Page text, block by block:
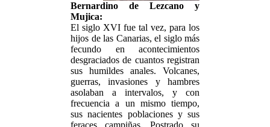
Bernardino de Lezcano y
Mujica:
El siglo XVI fue tal vez, para los
hijos de las Canarias, el siglo más
fecundo en acontecimientos
desgraciados de cuantos registran
sus humildes anales. Volcanes,
guerras, invasiones y hambres
asolaban a intervalos, y con
frecuencia a un mismo tiempo,
sus nacientes poblaciones y sus
feraces campiñas. Postrado su